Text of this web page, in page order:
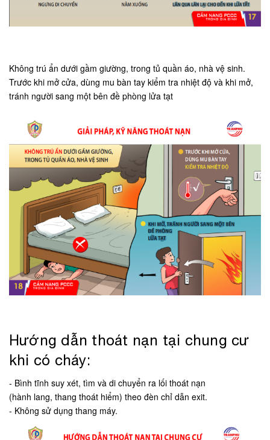
Không trú ẩn dưới gầm giường, trong tủ quần áo, nhà vệ sinh.
Trước khi mở cửa, dùng mu bàn tay kiểm tra nhiệt độ và khi mở,
tránh người sang một bên đề phòng lửa tạt
Hướng dẫn thoát nạn tại chung cư
khi có cháy:
- Bình tĩnh suy xét, tìm và di chuyển ra lối thoát nạn
(hành lang, thang thoát hiểm) theo đèn chỉ dẫn exit.
- Không sử dụng thang máy.